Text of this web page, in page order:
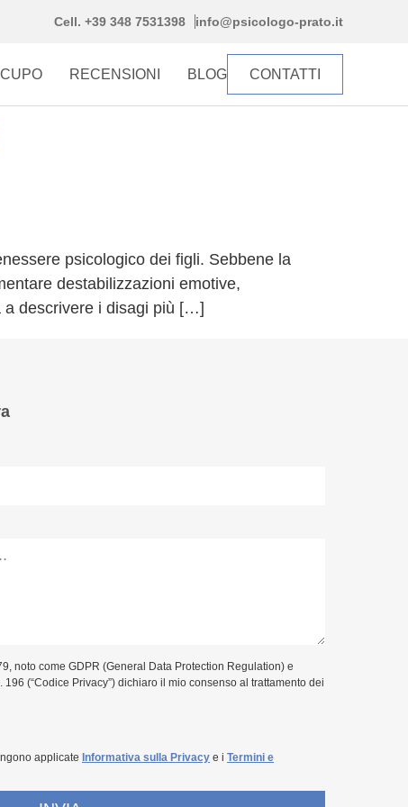
Cell. +39 348 7531398 info@psicologo-prato.it
RECENSIONI BLOG CONTATTI
psicologico dei figli. Sebbene la
destabilizzazioni emotive,
a descrivere i disagi più […]
noto come GDPR (General Data Protection Regulation) e
(“Codice Privacy”) dichiaro il mio consenso al trattamento dei
applicate Informativa sulla Privacy e i Termini e